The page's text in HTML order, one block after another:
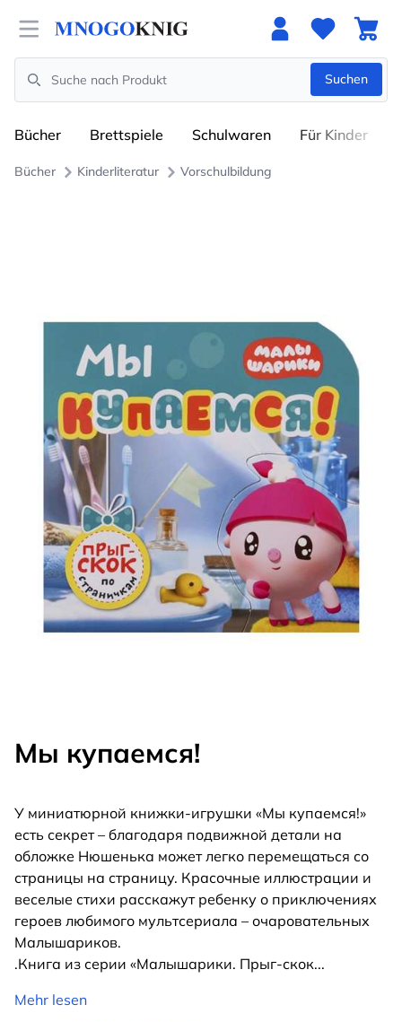
Open menu
Search
Suchen
Bücher Brettspiele Schulwaren Für Kinder
Bücher Kinderliteratur Vorschulbildung
Мы купаемся!
У миниатюрной книжки-игрушки «Мы купаемся!»
есть секрет – благодаря подвижной детали на
обложке Нюшенька может легко перемещаться со
страницы на страницу. Красочные иллюстрации и
веселые стихи расскажут ребенку о приключениях
героев любимого мультсериала – очаровательных
Малышариков.
.Книга из серии «Малышарики. Прыг-скок...
Mehr lesen